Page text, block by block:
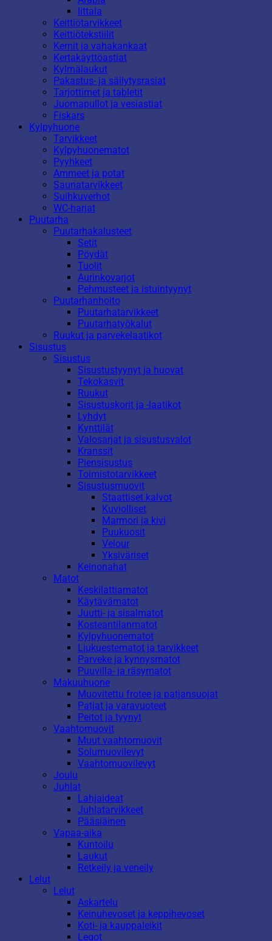
Iittala
Keittiötarvikkeet
Keittiötekstiilit
Kernit ja vahakankaat
Kertakäyttöastiat
Kylmälaukut
Pakastus- ja säilytysrasiat
Tarjottimet ja tabletit
Juomapullot ja vesiastiat
Fiskars
Kylpyhuone
Tarvikkeet
Kylpyhuonematot
Pyyhkeet
Ammeet ja potat
Saunatarvikkeet
Suihkuverhot
WC-harjat
Puutarha
Puutarhakalusteet
Setit
Pöydät
Tuolit
Aurinkovarjot
Pehmusteet ja istuintyynyt
Puutarhanhoito
Puutarhatarvikkeet
Puutarhatyökalut
Ruukut ja parvekelaatikot
Sisustus
Sisustus
Sisustustyynyt ja huovat
Tekokasvit
Ruukut
Sisustuskorit ja -laatikot
Lyhdyt
Kynttilät
Valosarjat ja sisustusvalot
Kranssit
Piensisustus
Toimistotarvikkeet
Sisustusmuovit
Staattiset kalvot
Kuviolliset
Marmori ja kivi
Puukuosit
Velour
Yksiväriset
Keinonahat
Matot
Keskilattiamatot
Käytävämatot
Juutti- ja sisalmatot
Kosteantilanmatot
Kylpyhuonematot
Liukuestematot ja tarvikkeet
Parveke ja kynnysmatot
Puuvilla- ja räsymatot
Makuuhuone
Muovitettu frotee ja patjansuojat
Patjat ja varavuoteet
Peitot ja tyynyt
Vaahtomuovit
Muut vaahtomuovit
Solumuovilevyt
Vaahtomuovilevyt
Joulu
Juhlat
Lahjaideat
Juhlatarvikkeet
Pääsiäinen
Vapaa-aika
Kuntoilu
Laukut
Retkeily ja veneily
Lelut
Lelut
Askartelu
Keinuhevoset ja keppihevoset
Koti- ja kauppaleikit
Legot